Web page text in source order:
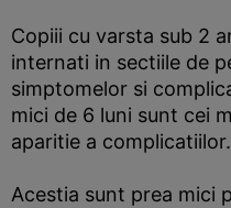
Copiii cu varsta sub 2
internati in sectiile de
simptomelor si
mici de 6 luni sunt cei
aparitie a complicatiilor.
Acestia sunt prea mici